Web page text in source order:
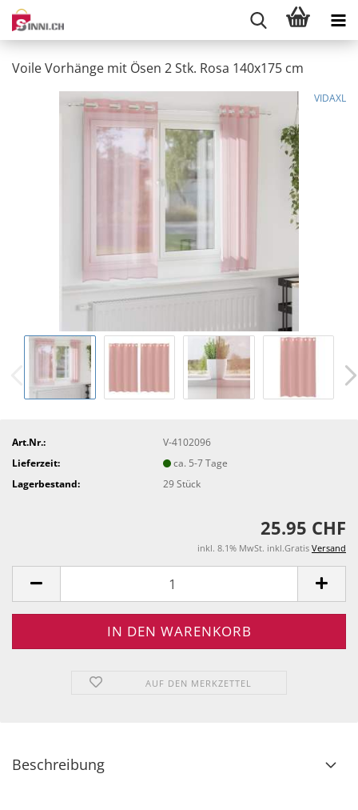
Voile Vorhänge mit Ösen 2 Stk. Rosa 140x175 cm
VIDAXL
Art.Nr.:
V-4102096
Lieferzeit:
ca. 5-7 Tage
Lagerbestand:
29Stück
25.95 CHF
inkl. 8.1% MwSt. inkl.Gratis Versand
AUF DEN MERKZETTEL
Beschreibung